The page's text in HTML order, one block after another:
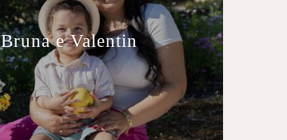
Bruna e Valentin